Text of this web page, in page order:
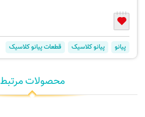
پیانو پیانو کلاسیک قطعات پیانو کلاسیک
محصولات مرتبط